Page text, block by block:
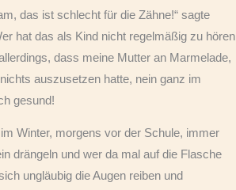
das ist schlecht für die Zähne!“ sagte
hat das als Kind nicht regelmäßig zu hören
dass meine Mutter an Marmelade,
auszusetzen hatte, nein ganz im
gesund!
Winter, morgens vor der Schule, immer
drängeln und wer da mal auf die Flasche
ungläubig die Augen reiben und